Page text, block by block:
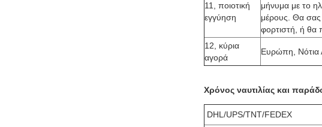
11, ποιοτική
εγγύηση
μήνυμα με το
μέρους. Θα σας
φορτιστή, ή θα
12, κύρια
αγορά
Ευρώπη, Νότια
Χρόνος ναυτιλίας και
DHL/UPS/TNT/FEDEX